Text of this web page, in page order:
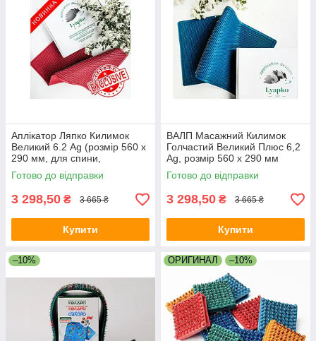
Аплікатор Ляпко Килимок
Великий 6.2 Ag (розмір 560 х
290 мм, для спини,
остеохондроз, знімає біль,
масаж)
Готово до відправки
3 298,50 ₴ 3 665 ₴
Купити
ВАЛП Масажний Килимок
Голчастий Великий Плюс 6,2
Ag, розмір 560 х 290 мм
(знімає біль, остеохондроз,
грижі)
Готово до відправки
3 298,50 ₴ 3 665 ₴
Купити
–10% ОРИГИНАЛ –10%